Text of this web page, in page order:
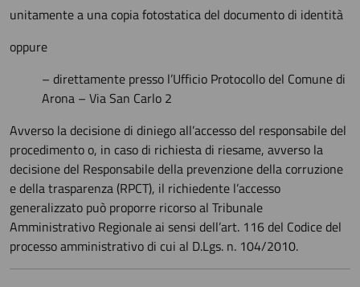
unitamente a una copia fotostatica del documento di identità
oppure
– direttamente presso l’Ufficio Protocollo del Comune di
Arona – Via San Carlo 2
Avverso la decisione di diniego all’accesso del responsabile del
procedimento o, in caso di richiesta di riesame, avverso la
decisione del Responsabile della prevenzione della corruzione
e della trasparenza (RPCT), il richiedente l’accesso
generalizzato può proporre ricorso al Tribunale
Amministrativo Regionale ai sensi dell’art. 116 del Codice del
processo amministrativo di cui al D.Lgs. n. 104/2010.